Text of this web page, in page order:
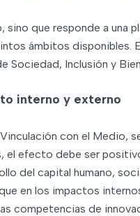
sino que responde a una
ámbitos disponibles.
Sociedad, Inclusión y
interno y externo
con el Medio,
efecto debe ser
del capital humano,
en los impactos
competencias de